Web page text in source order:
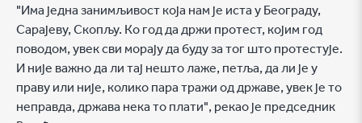
"Има једна занимљивост која нам је иста у Београду,
Сарајеву, Скопљу. Ко год да држи протест, којим год
поводом, увек сви морају да буду за тог што протестује.
И није важно да ли тај нешто лаже, петља, да ли је у
праву или није, колико пара тражи од државе, увек је то
неправда, држава нека то плати", рекао је председник